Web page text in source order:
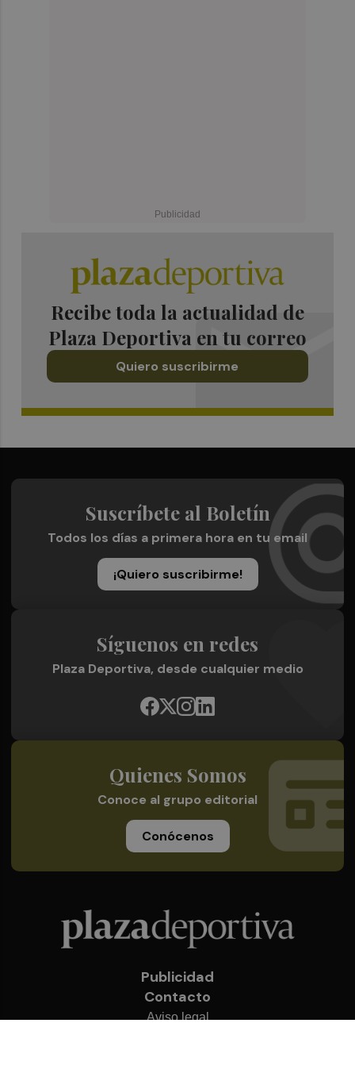
Recibe toda la actualidad de
Plaza Deportiva en tu correo
Quiero suscribirme
Suscríbete al Boletín
Todos los días a primera hora en tu email
¡Quiero suscribirme!
Síguenos en redes
Plaza Deportiva, desde cualquier medio
Quienes Somos
Conoce al grupo editorial
Conócenos
Publicidad
Contacto
Aviso legal